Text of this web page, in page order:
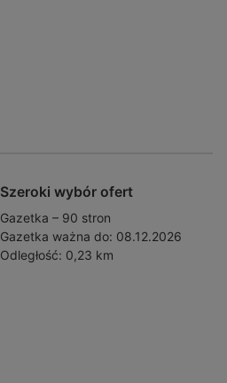
Szeroki wybór ofert
Gazetka – 90 stron
Gazetka ważna do: 08.12.2026
Odległość: 0,23 km